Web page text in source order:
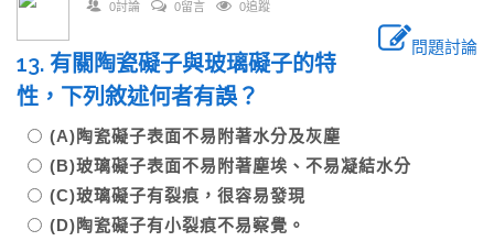
0討論 0留言 0追蹤
問題討論
13. 有關陶瓷礙子與玻璃礙子的特
性，下列敘述何者有誤？
(A)陶瓷礙子表面不易附著水分及灰塵
(B)玻璃礙子表面不易附著塵埃、不易凝結水分
(C)玻璃礙子有裂痕，很容易發現
(D)陶瓷礙子有小裂痕不易察覺。